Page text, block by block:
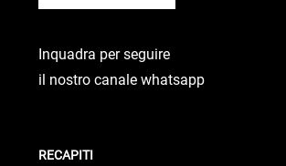
Inquadra per seguire
il nostro canale whatsapp
RECAPITI